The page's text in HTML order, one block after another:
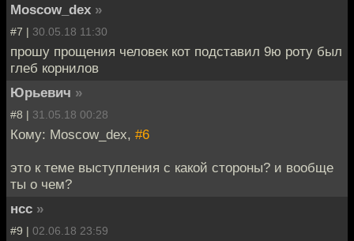
Moscow_dex »
#7 | 30.05.18 11:30
прошу прощения человек кот подставил 9ю роту был
глеб корнилов
Юрьевич »
#8 | 31.05.18 00:28
Кому: Moscow_dex, #6
это к теме выступления с какой стороны? и вообще
ты о чем?
нсс »
#9 | 02.06.18 23:59